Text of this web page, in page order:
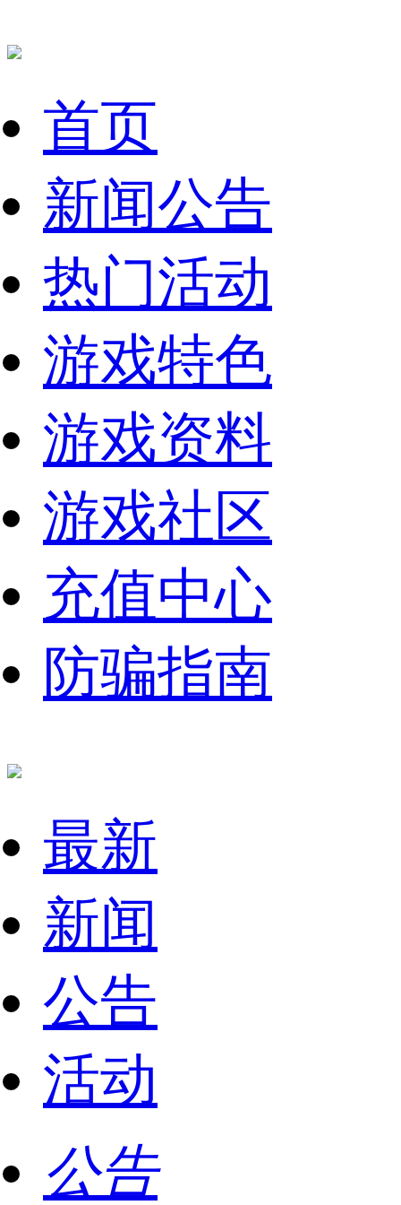
首页
新闻公告
热门活动
游戏特色
游戏资料
游戏社区
充值中心
防骗指南
最新
新闻
公告
活动
公告